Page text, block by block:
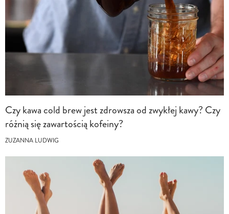
Czy kawa cold brew jest zdrowsza od zwykłej kawy? Czy
różnią się zawartością kofeiny?
ZUZANNA LUDWIG